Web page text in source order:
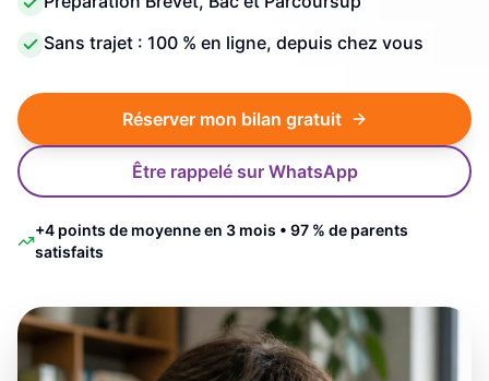
Sans trajet : 100 % en ligne, depuis chez vous
Réserver mon bilan gratuit
Être rappelé sur WhatsApp
+4 points de moyenne en 3 mois • 97 % de parents
satisfaits